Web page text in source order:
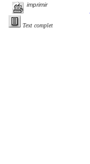
imprimir
Text complet